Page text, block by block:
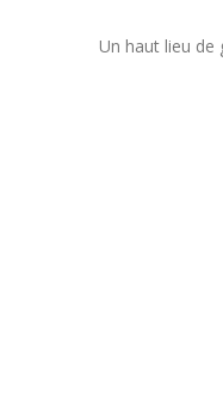
Un haut lieu de